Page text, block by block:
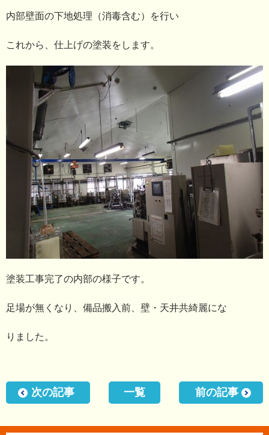
内部壁面の下地処理（消毒含む）を行い
これから、仕上げの塗装をします。
塗装工事完了の内部の様子です。
足場が無くなり、備品搬入前、壁・天井共綺麗にな
りました。
次の記事 一覧 前の記事